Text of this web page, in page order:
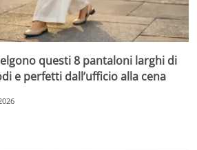
questi 8 pantaloni larghi di
e perfetti dall’ufficio alla cena